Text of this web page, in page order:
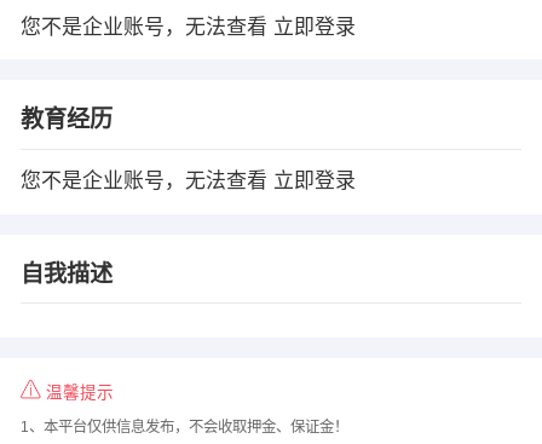
您不是企业账号，无法查看 立即登录
教育经历
您不是企业账号，无法查看 立即登录
自我描述
温馨提示
1、本平台仅供信息发布，不会收取押金、保证金！